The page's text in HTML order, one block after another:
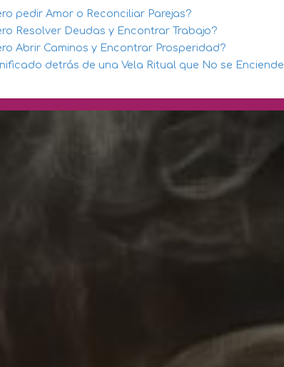
pedir Amor o Reconciliar Parejas?
Resolver Deudas y Encontrar Trabajo?
Abrir Caminos y Encontrar Prosperidad?
detrás de una Vela Ritual que No se Enciende